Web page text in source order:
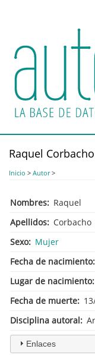
principal
Raquel Corbacho
Inicio > Autor>
Nombres
Raquel
Apellidos
Corbacho
Sexo
Mujer
Fecha de nacimiento
Lugar de nacimiento
Fecha de muerte
Disciplina autoral
Enlaces